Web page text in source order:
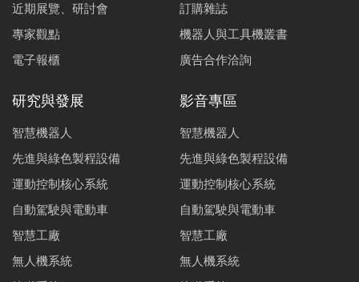
近期展覽、研討會
專家觀點
電子報櫃
訂購雜誌
機器人與工具機叢書
廣告合作洽詢
研究與發展
智慧機器人
先進與綠色製程設備
運動控制核心系統
自動駕駛與電動車
智慧工廠
無人機系統
影音專區
智慧機器人
先進與綠色製程設備
運動控制核心系統
自動駕駛與電動車
智慧工廠
無人機系統